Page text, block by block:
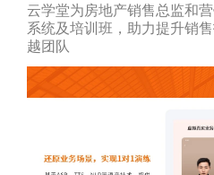
云学堂为房地产销售总监和
系统及培训班，助力提升销
越团队